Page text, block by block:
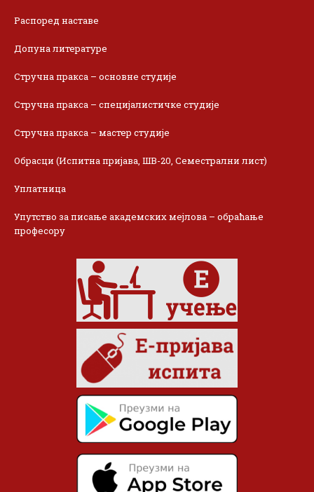
Распоред наставе
Допуна литературе
Стручна пракса – основне студије
Стручна пракса – специјалистичке студије
Стручна пракса – мастер студије
Обрасци (Испитна пријава, ШВ-20, Семестрални лист)
Уплатница
Упутство за писање академских мејлова – обраћање
професору